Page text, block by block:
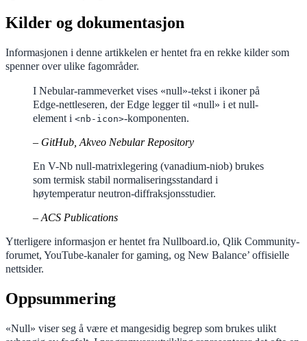
Kilder og dokumentasjon
Informasjonen i denne artikkelen er hentet fra en rekke kilder som
spenner over ulike fagområder.
I Nebular-rammeverket vises «null»-tekst i ikoner på
Edge-nettleseren, der Edge legger til «null» i et null-
element i <nb-icon>-komponenten.
– GitHub, Akveo Nebular Repository
En V-Nb null-matrixlegering (vanadium-niob) brukes
som termisk stabil normaliseringsstandard i
høytemperatur neutron-diffraksjonsstudier.
– ACS Publications
Ytterligere informasjon er hentet fra Nullboard.io, Qlik Community-
forumet, YouTube-kanaler for gaming, og New Balance’ offisielle
nettsider.
Oppsummering
«Null» viser seg å være et mangesidig begrep som brukes ulikt